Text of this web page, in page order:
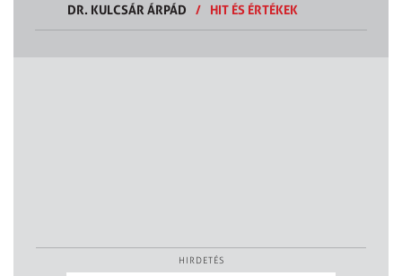
DR. KULCSÁR ÁRPÁD
/ HIT ÉS ÉRTÉKEK
HIRDETÉS